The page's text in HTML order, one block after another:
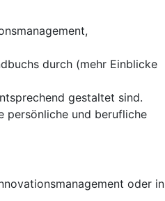
durch (mehr Einblicke
gestaltet sind.
persönliche und berufliche
oder in